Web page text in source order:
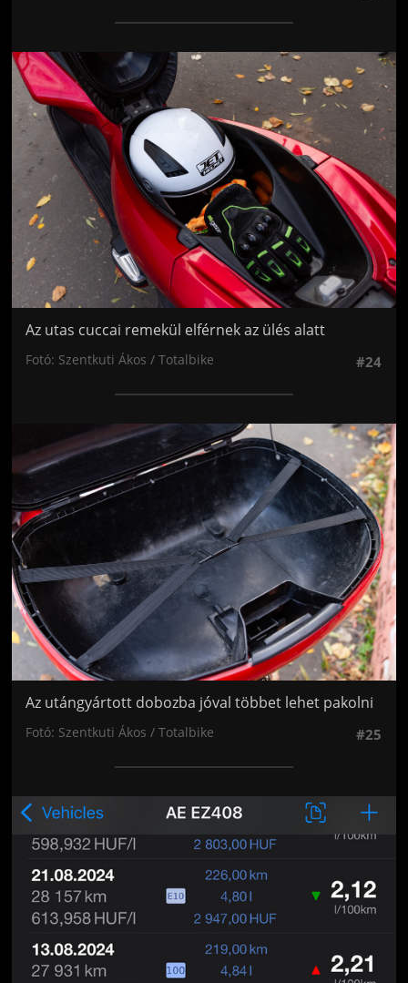
Jön még kép!
Az utas cuccai remekül elférnek az ülés alatt
Fotó: Szentkuti Ákos / Totalbike #24
Jön még kép!
Az utángyártott dobozba jóval többet lehet pakolni
Fotó: Szentkuti Ákos / Totalbike #25
Jön még kép!